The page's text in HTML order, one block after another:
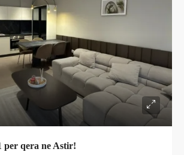
per qera ne Astir!